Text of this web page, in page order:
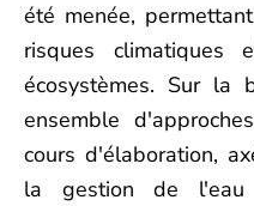
été menée,
risques climatiques
écosystèmes. Sur la
ensemble
cours d'élaboration,
la gestion de